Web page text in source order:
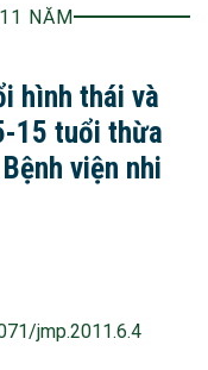
NĂM
hình thái và
15 tuổi thừa
viện nhi
jmp.2011.6.4